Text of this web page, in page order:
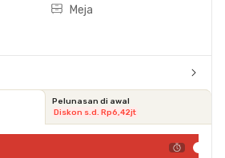
Meja
Pelunasan di awal
Diskon s.d. Rp6,42jt